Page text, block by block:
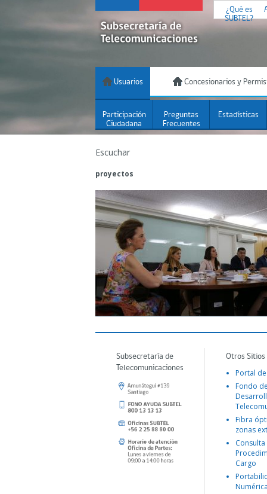
¿Qué es
SUBTEL?
Usuarios Concesionarios y
Participación
Ciudadana
Preguntas
Frecuentes
Estadísticas
Escuchar
proyectos
Subsecretaría de
Telecomunicaciones
Otros
Portal
Fondo
Fibra
zonas
Consulta
Cargo